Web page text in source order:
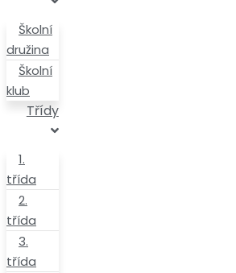
Školní
družina
Školní
klub
Třídy
1.
třída
2.
třída
3.
třída